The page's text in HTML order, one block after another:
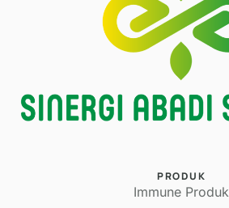
PRODUK
Immune Produk